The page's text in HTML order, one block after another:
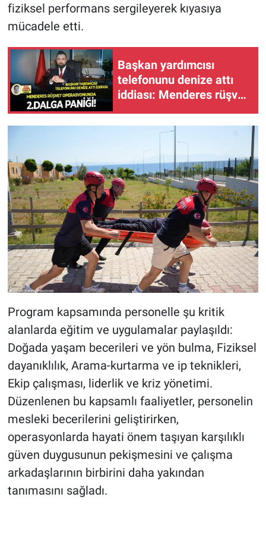
fiziksel performans sergileyerek kıyasıya
mücadele etti.
Başkan yardımcısı
telefonunu denize attı
iddiası: Menderes rüşvet
paniği!
Program kapsamında personelle şu kritik
alanlarda eğitim ve uygulamalar paylaşıldı:
Doğada yaşam becerileri ve yön bulma, Fiziksel
dayanıklılık, Arama-kurtarma ve ip teknikleri,
Ekip çalışması, liderlik ve kriz yönetimi.
Düzenlenen bu kapsamlı faaliyetler, personelin
mesleki becerilerini geliştirirken,
operasyonlarda hayati önem taşıyan karşılıklı
güven duygusunun pekişmesini ve çalışma
arkadaşlarının birbirini daha yakından
tanımasını sağladı.